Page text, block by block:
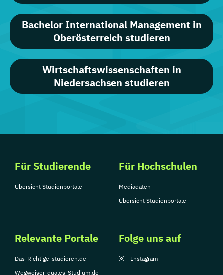
Bachelor International Management in
Oberösterreich studieren
Wirtschaftswissenschaften in
Niedersachsen studieren
Für Studierende
Übersicht Studienportale
Für Hochschulen
Mediadaten
Übersicht Studienportale
Relevante Portale
Das-Richtige-studieren.de
Wegweiser-duales-Studium.de
Folge uns auf
Instagram